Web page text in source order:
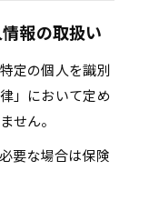
報の取扱い
定の個人を識別
」において定め
せん。
要な場合は保険